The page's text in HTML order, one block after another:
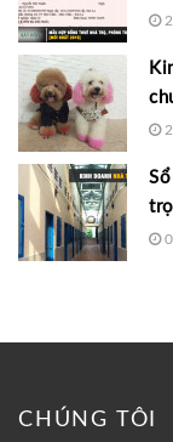
CHÚNG TÔI